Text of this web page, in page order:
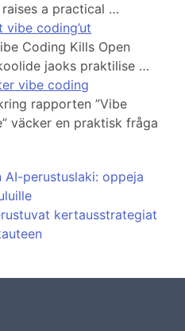
raises a practical …
vibe coding’ut
Coding Kills Open
jaoks praktilise …
vibe coding
rapporten ”Vibe
väcker en praktisk fråga
AI-perustuslaki: oppeja
kertausstrategiat